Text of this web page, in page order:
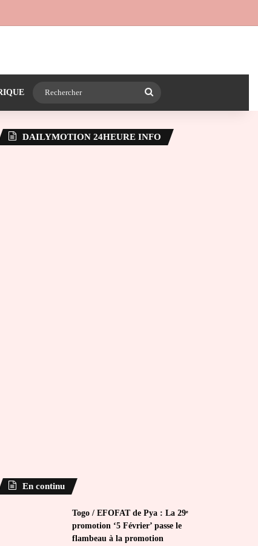
sur WhatsApp
DAILYMOTION 24HEURE INFO
En continu
Togo / EFOFAT de Pya : La 29ᵉ
promotion ‘5 Février’ passe le
flambeau à la promotion